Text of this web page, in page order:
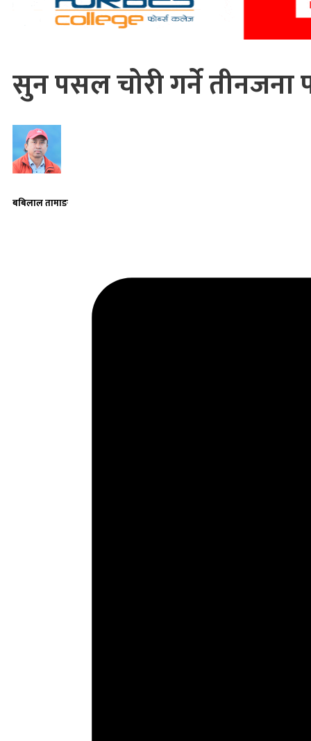
सुन पसल चोरी गर्ने तीनजना
बबिलाल तामाङ